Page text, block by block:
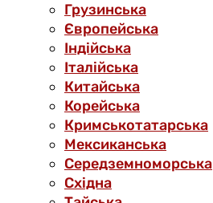
Грузинська
Європейська
Індійська
Італійська
Китайська
Корейська
Кримськотатарська
Мексиканська
Середземноморська
Східна